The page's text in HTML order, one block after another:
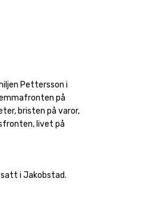
Pettersson i
på
bristen på varor,
livet på
i Jakobstad.